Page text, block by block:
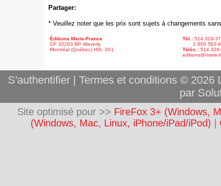
Partager:
* Veuillez noter que les prix sont sujets à changements
Éditions Marie-France
CP 32263 BP Waverly
Montréal (Québec) H3L 3X1
Tél.: 514 329-
1 800 563-
Téléc.: 514
editions@marie-
S'authentifier| Termes et conditions © 2026
par
Site optimisé pour >> FireFox 3+ (Windows,
(Windows, Mac, Linux, iPhone/iPad/iPod)